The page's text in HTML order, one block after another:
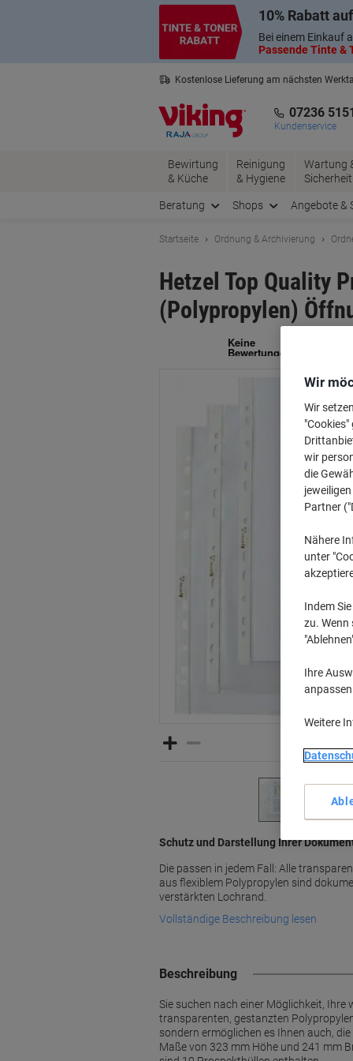
10% Rabatt
Bei einem Einkauf
Passende Tinte &
Kostenlose Lieferung am nächsten
07236
Kundenservice
Bewirtung
& Küche
Reinigung
& Hygiene
Wartung
Sicherheit
Beratung Shops Angebote &
Startseite Ordnung & Archivierung
Hetzel Top Quality
(Polypropylen)
Schutz und Darstellung Ihrer
Die passen in jedem Fall: Alle
aus flexiblem Polypropylen sind
verstärkten Lochrand.
Vollständige Beschreibung lesen
Beschreibung
Sie suchen nach einer Möglichkeit,
transparenten, gestanzten
sondern ermöglichen es Ihnen auch,
Maße von 323 mm Höhe und 241 mm
Wir
Wir
wir
die
Partner
Nähere
unter
Indem
zu. Wenn
Ihre
Weitere